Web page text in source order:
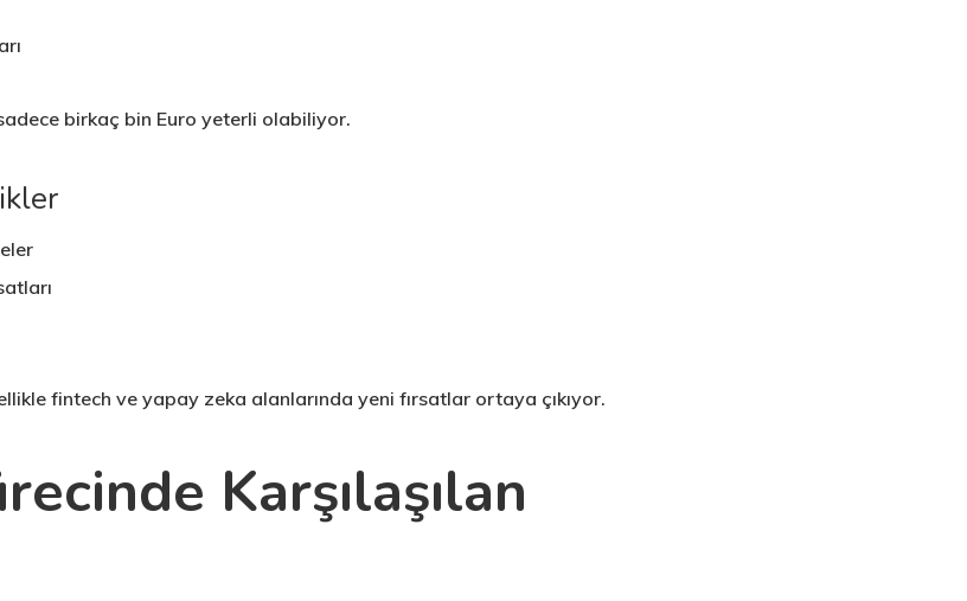
birkaç bin Euro yeterli olabiliyor.
fintech ve yapay zeka alanlarında yeni fırsatlar ortaya çıkıyor.
Karşılaşılan